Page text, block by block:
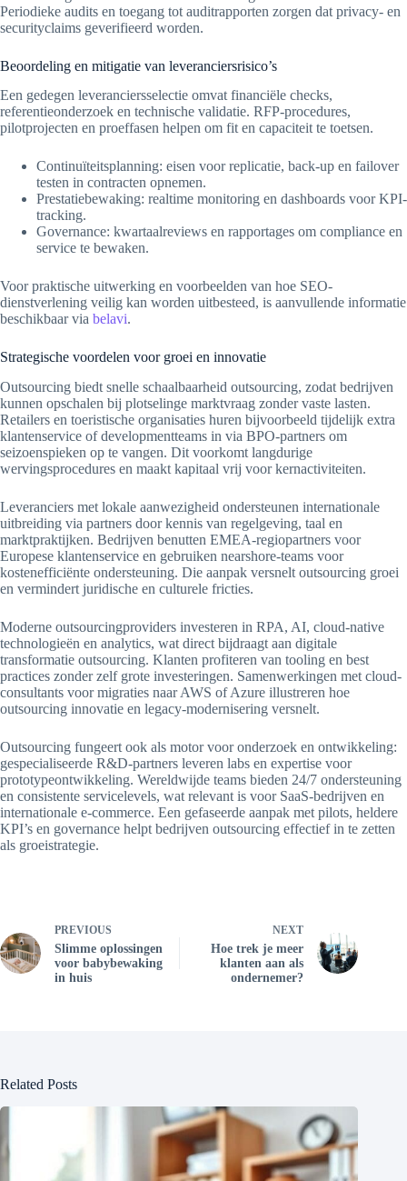
Periodieke audits en toegang tot auditrapporten zorgen dat privacy- en
securityclaims geverifieerd worden.
Beoordeling en mitigatie van leveranciersrisico’s
Een gedegen leveranciersselectie omvat financiële checks,
referentieonderzoek en technische validatie. RFP-procedures,
pilotprojecten en proeffasen helpen om fit en capaciteit te toetsen.
Continuïteitsplanning: eisen voor replicatie, back-up en failover
testen in contracten opnemen.
Prestatiebewaking: realtime monitoring en dashboards voor KPI-
tracking.
Governance: kwartaalreviews en rapportages om compliance en
service te bewaken.
Voor praktische uitwerking en voorbeelden van hoe SEO-
dienstverlening veilig kan worden uitbesteed, is aanvullende informatie
beschikbaar via belavi.
Strategische voordelen voor groei en innovatie
Outsourcing biedt snelle schaalbaarheid outsourcing, zodat bedrijven
kunnen opschalen bij plotselinge marktvraag zonder vaste lasten.
Retailers en toeristische organisaties huren bijvoorbeeld tijdelijk extra
klantenservice of developmentteams in via BPO-partners om
seizoenspieken op te vangen. Dit voorkomt langdurige
wervingsprocedures en maakt kapitaal vrij voor kernactiviteiten.
Leveranciers met lokale aanwezigheid ondersteunen internationale
uitbreiding via partners door kennis van regelgeving, taal en
marktpraktijken. Bedrijven benutten EMEA-regiopartners voor
Europese klantenservice en gebruiken nearshore-teams voor
kostenefficiënte ondersteuning. Die aanpak versnelt outsourcing groei
en vermindert juridische en culturele fricties.
Moderne outsourcingproviders investeren in RPA, AI, cloud-native
technologieën en analytics, wat direct bijdraagt aan digitale
transformatie outsourcing. Klanten profiteren van tooling en best
practices zonder zelf grote investeringen. Samenwerkingen met cloud-
consultants voor migraties naar AWS of Azure illustreren hoe
outsourcing innovatie en legacy-modernisering versnelt.
Outsourcing fungeert ook als motor voor onderzoek en ontwikkeling:
gespecialiseerde R&D-partners leveren labs en expertise voor
prototypeontwikkeling. Wereldwijde teams bieden 24/7 ondersteuning
en consistente servicelevels, wat relevant is voor SaaS-bedrijven en
internationale e-commerce. Een gefaseerde aanpak met pilots, heldere
KPI’s en governance helpt bedrijven outsourcing effectief in te zetten
als groeistrategie.
PREVIOUS
Slimme oplossingen
voor babybewaking
in huis
NEXT
Hoe trek je meer
klanten aan als
ondernemer?
Related Posts